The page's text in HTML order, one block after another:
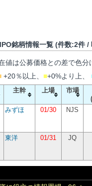
銘柄情報一覧 (件数:2件
値は公募価格との差で色分
+20％以上、 ■+0%より上、
主幹 上場 市場
みずほ 01/30 NJS
東洋 01/31 JQ